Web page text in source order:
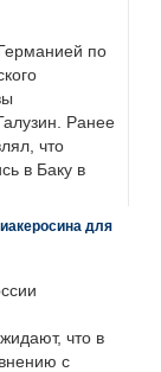
по
Ранее
что
в Баку в
для
что в
с